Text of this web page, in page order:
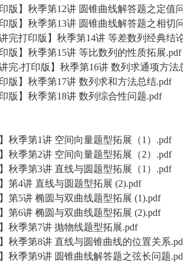
】秋季第12讲 圆锥曲线解答题之定值
】秋季第13讲 圆锥曲线解答题之相切
打印版】秋季第14讲 等差数列经典结
】秋季第15讲 等比数列的性质拓展.pdf
打印版】秋季第16讲 数列求通项方法总
】秋季第17讲 数列求和方法总结.pdf
】秋季第18讲 数列综合性问题.pdf
季第1讲 空间向量题型拓展（1）.pdf
季第2讲 空间向量题型拓展（2）.pdf
季第3讲 直线与圆题型拓展（1）.pdf
4讲 直线与圆题型拓展 (2).pdf
5讲 椭圆与双曲线题型拓展 (1).pdf
6讲 椭圆与双曲线题型拓展 (2).pdf
季第7讲 抛物线题型拓展.pdf
季第8讲 直线与圆锥曲线的位置关系
季第9讲 圆锥曲线解答题之弦长问题